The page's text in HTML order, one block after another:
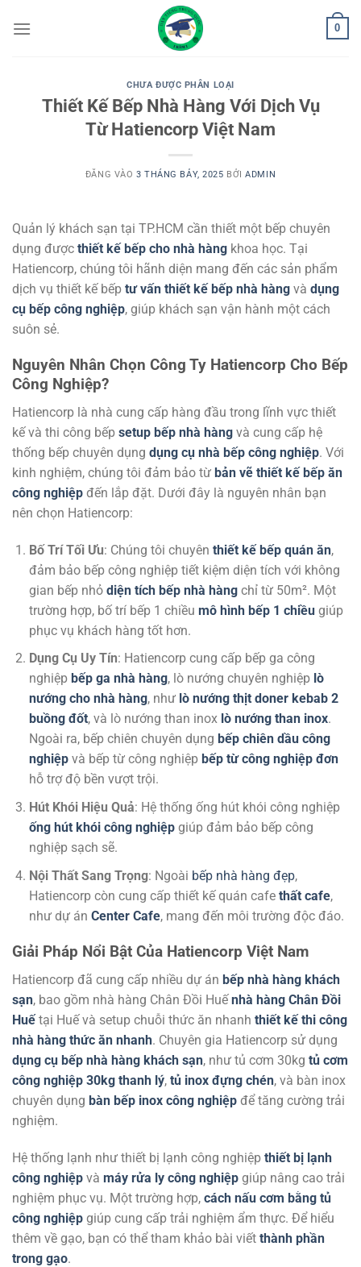
qua
0
CHƯA ĐƯỢC PHÂN LOẠI
Thiết Kế Bếp Nhà Hàng Với Dịch Vụ
Từ Hatiencorp Việt Nam
ĐĂNG VÀO 3 THÁNG BẢY, 2025 BỞIADMIN
Quản lý khách sạn tại TP.HCM cần thiết một bếp chuyên
dụng được thiết kế bếp cho nhà hàng khoa học. Tại
Hatiencorp, chúng tôi hãnh diện mang đến các sản phẩm
dịch vụ thiết kế bếp tư vấn thiết kế bếp nhà hàng và dụng
cụ bếp công nghiệp, giúp khách sạn vận hành một cách
suôn sẻ.
Nguyên Nhân Chọn Công Ty Hatiencorp Cho Bếp
Công Nghiệp?
Hatiencorp là nhà cung cấp hàng đầu trong lĩnh vực thiết
kế và thi công bếp setup bếp nhà hàng và cung cấp hệ
thống bếp chuyên dụng dụng cụ nhà bếp công nghiệp. Với
kinh nghiệm, chúng tôi đảm bảo từ bản vẽ thiết kế bếp ăn
công nghiệp đến lắp đặt. Dưới đây là nguyên nhân bạn
nên chọn Hatiencorp:
Bố Trí Tối Ưu: Chúng tôi chuyên thiết kế bếp quán ăn,
đảm bảo bếp công nghiệp tiết kiệm diện tích với không
gian bếp nhỏ diện tích bếp nhà hàngchỉ từ 50m². Một
trường hợp, bố trí bếp 1 chiều mô hình bếp 1 chiềugiúp
phục vụ khách hàng tốt hơn.
Dụng Cụ Uy Tín: Hatiencorp cung cấp bếp ga công
nghiệp bếp ga nhà hàng, lò nướng chuyên nghiệp lò
nướng cho nhà hàng, như lò nướng thịt doner kebab 2
buồng đốt, và lò nướng than inox lò nướng than inox.
Ngoài ra, bếp chiên chuyên dụng bếp chiên dầu công
nghiệpvà bếp từ công nghiệp bếp từ công nghiệp đơn
hỗ trợ độ bền vượt trội.
Hút Khói Hiệu Quả: Hệ thống ống hút khói công nghiệp
ống hút khói công nghiệpgiúp đảm bảo bếp công
nghiệp sạch sẽ.
Nội Thất Sang Trọng: Ngoài bếp nhà hàng đẹp,
Hatiencorp còn cung cấp thiết kế quán cafe thất cafe,
như dự án Center Cafe, mang đến môi trường độc đáo.
Giải Pháp Nổi Bật Của Hatiencorp Việt Nam
Hatiencorp đã cung cấp nhiều dự án bếp nhà hàng khách
sạn, bao gồm nhà hàng Chân Đồi Huếnhà hàng Chân Đồi
Huếtại Huế và setup chuỗi thức ăn nhanh thiết kế thi công
nhà hàng thức ăn nhanh. Chuyên gia Hatiencorp sử dụng
dụng cụ bếp nhà hàng khách sạn, như tủ cơm 30kg tủ cơm
công nghiệp 30kg thanh lý, tủ inox đựng chén, và bàn inox
chuyên dụng bàn bếp inox công nghiệp để tăng cường trải
nghiệm.
Hệ thống lạnh như thiết bị lạnh công nghiệp thiết bị lạnh
công nghiệp và máy rửa ly công nghiệp giúp nâng cao trải
nghiệm phục vụ. Một trường hợp, cách nấu cơm bằng tủ
công nghiệp giúp cung cấp trải nghiệm ẩm thực. Để hiểu
thêm về gạo, bạn có thể tham khảo bài viết thành phần
trong gạo.